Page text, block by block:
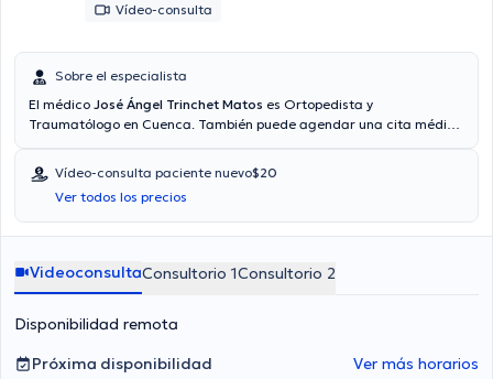
Vídeo-consulta
Sobre el especialista
El médico José Ángel Trinchet Matos es Ortopedista y
Traumatólogo en Cuenca. También puede agendar una cita médica
privada, Vía reembolso con cualquier aseguradora son aceptadas.
El precio de la consulta con el doctor José Ángel Trinchet Matos es
de $20.
Vídeo-consulta paciente nuevo$20
Ver todos los precios
VideoconsultaConsultorio 1Consultorio 2
Disponibilidad remota
Próxima disponibilidad
Ver más horarios